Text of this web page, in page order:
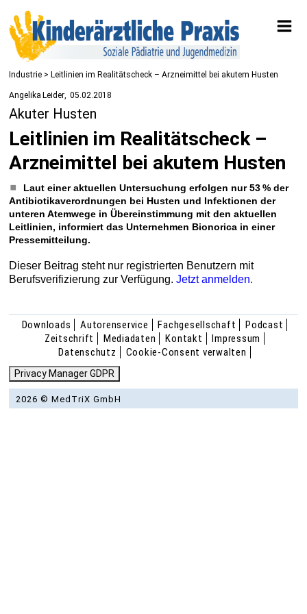
Industrie > Leitlinien im Realitätscheck – Arzneimittel bei akutem Husten
Angelika Leider 05.02.2018
Akuter Husten
Leitlinien im Realitätscheck –
Arzneimittel bei akutem Husten
Laut einer aktuellen Untersuchung erfolgen nur 53 % der
Antibiotikaverordnungen bei Husten und Infektionen der
unteren Atemwege in Übereinstimmung mit den aktuellen
Leitlinien, informiert das Unternehmen Bionorica in einer
Pressemitteilung.
Dieser Beitrag steht nur registrierten Benutzern mit
Berufsverifizierung zur Verfügung.Jetzt anmelden.
Downloads Autorenservice Fachgesellschaft
Podcast
Zeitschrift
Mediadaten Kontakt
Impressum
Datenschutz
Cookie-Consent verwalten
Privacy Manager GDPR
2026 © MedTriX GmbH